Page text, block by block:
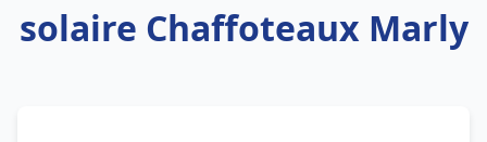
solaire Chaffoteaux Marly